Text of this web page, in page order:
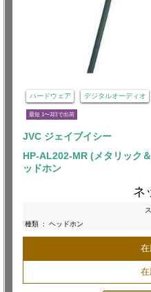
ハードウェア デジタルオーディオ
最短 1〜3日で出荷
JVC ジェイブイシー
HP-AL202-MR (メタリック
ッドホン
ネ
種類 : ヘッドホン
在